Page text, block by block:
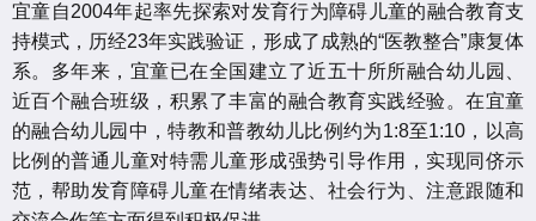
宜童自2004年起率先探索对发育行为障碍 儿童的融合教育支
持模式，历经23年实践验证，形成了成熟的“医教整合”康复体
系。多年来，宜童已在全国建立了近五十所所融合幼儿园、
近百个融合班级，积累了丰富的融合教育实践经验。在宜童
的融合幼儿园中，特教和普教幼儿比例约为1:8至1:10，以高
比例的普通儿童对特需儿童形成强势引导作用，实现同侪示
范，帮助发育障碍儿童在情绪表达、社会行为、注意跟随和